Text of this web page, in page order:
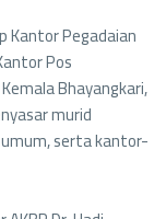
Kantor Pegadaian
Pos
Bhayangkari,
murid
serta kantor-